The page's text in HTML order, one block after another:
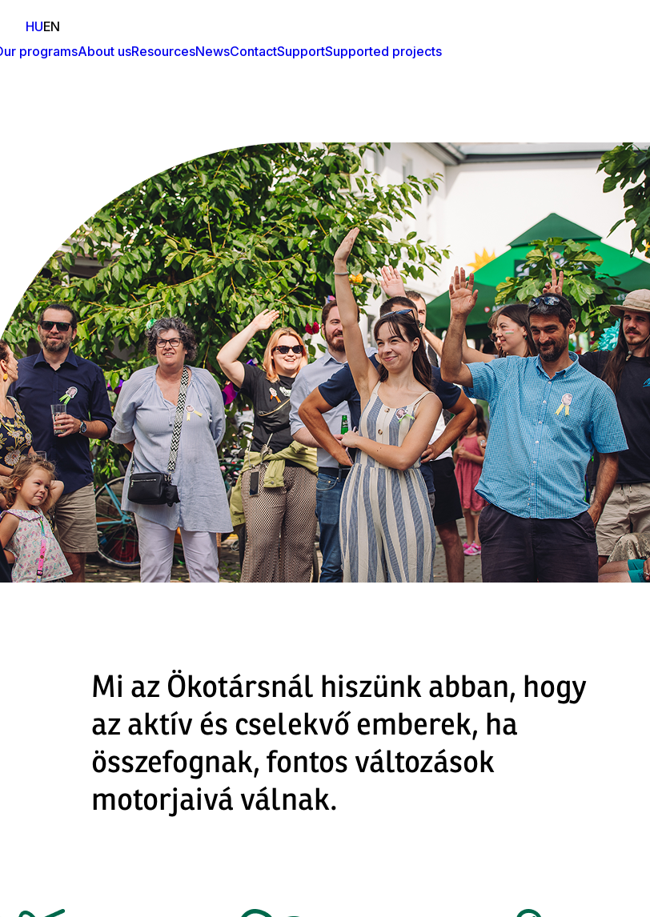
HUEN
programsAbout usResourcesNewsContactSupportSupported projects
Mi az Ökotársnál hiszünk abban, hogy
az aktív és cselekvő emberek, ha
összefognak, fontos változások
motorjaivá válnak.